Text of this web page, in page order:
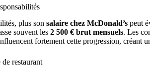
plus son salaire chez McDonald’s peut
souvent les 2 500 € brut mensuels. Les
fortement cette progression, créant
restaurant